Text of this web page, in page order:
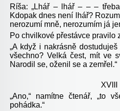
Ríša: „Lhář – lhář – – –
Kdopak dnes není lhář?
nerozumí mně, nerozumím já
Po chvilkové přestávce pravilo
„A když i nakrásně
všechno? Velká čest, mít ve
Narodil se, oženil se a zemřel.“
XVIII
„Ano,“ namítne čtenář, „to
pohádka.“